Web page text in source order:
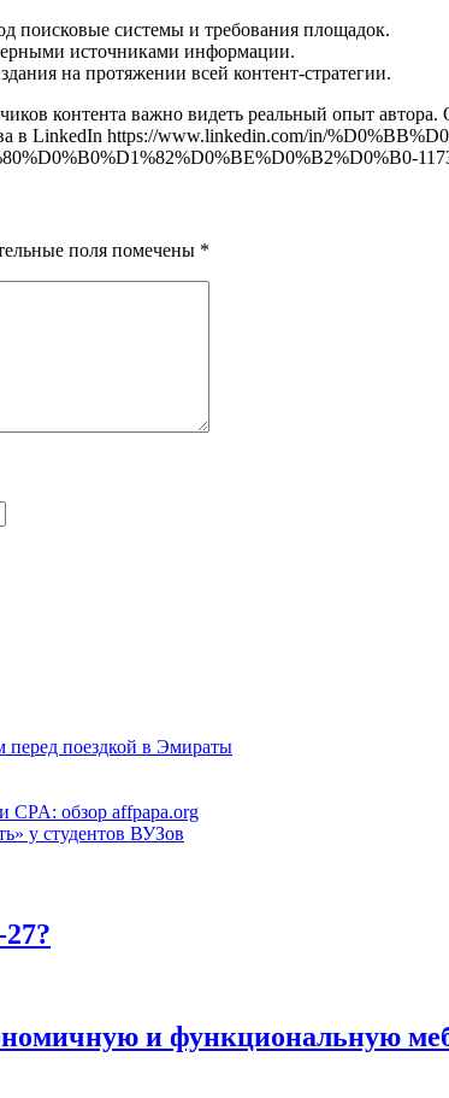
поисковые системы и требования площадок.
источниками информации.
на протяжении всей контент-стратегии.
контента важно видеть реальный опыт
в LinkedIn https://www.linkedin.com/in/
поля помечены *
поездкой в Эмираты
CPA: обзор affpapa.org
у студентов ВУЗов
и функциональную